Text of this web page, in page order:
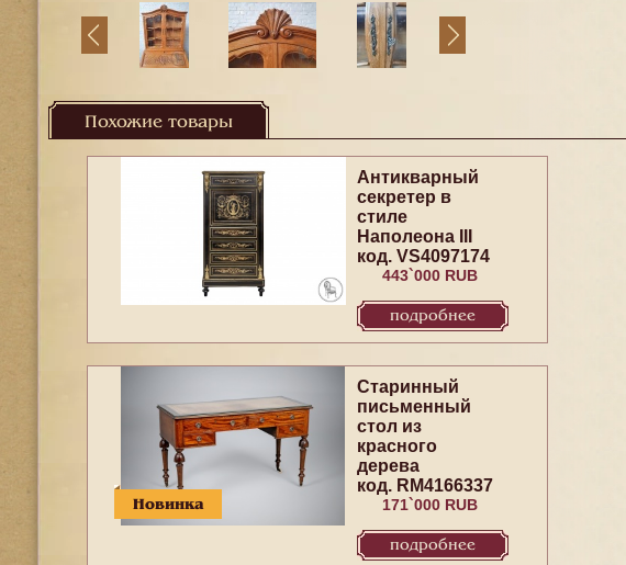
Похожие товары
Антикварный
секретер в
стиле
Наполеона III
код. VS4097174
443`000 RUB
подробнее
Новинка
Старинный
письменный
стол из
красного
дерева
код. RM4166337
171`000 RUB
подробнее